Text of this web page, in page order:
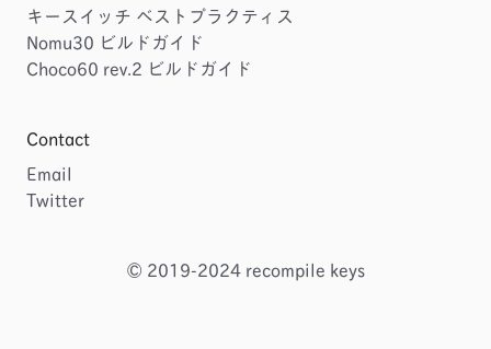
キースイッチ ベストプラクティス
Nomu30 ビルドガイド
Choco60 rev.2 ビルドガイド
Contact
Email
Twitter
© 2019-2024 recompile keys